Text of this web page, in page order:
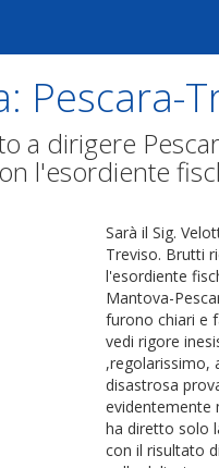
Pescara-
a dirigere
l'esordiente
Sarà il Sig.
Treviso. Brutti
l'esordiente
Mantova-
furono chiari e
vedi rigore
,regolarissimo,
disastrosa
evidentemente
ha diretto solo
con il risultato